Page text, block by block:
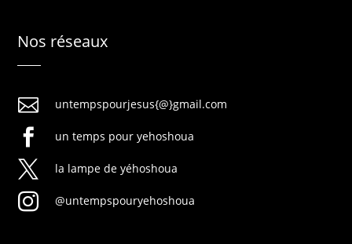
Nos réseaux
 untempspourjesus{@}gmail.com
 un temps pour yehoshoua
 la lampe de yéhoshoua
 @untempspouryehoshoua